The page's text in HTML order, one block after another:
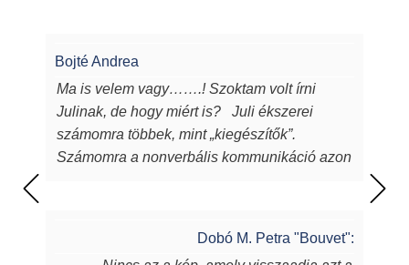
Bojté Andrea
Ma is velem vagy…….! Szoktam volt írni
Julinak, de hogy miért is? Juli ékszerei
számomra többek, mint „kiegészítők”.
Számomra a nonverbális kommunikáció azon
egyediek, csodaszépek, igényesek,
Dobó M. Petra "Bouvet":